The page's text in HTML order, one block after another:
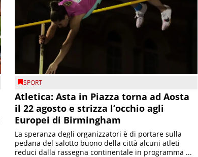
SPORT
Atletica: Asta in Piazza torna ad Aosta
il 22 agosto e strizza l’occhio agli
Europei di Birmingham
La speranza degli organizzatori è di portare sulla
pedana del salotto buono della città alcuni atleti
reduci dalla rassegna continentale in programma ...